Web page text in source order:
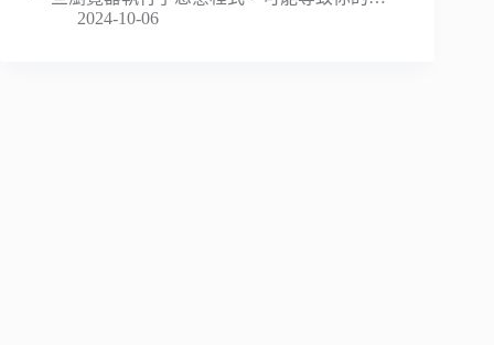
2024-10-06